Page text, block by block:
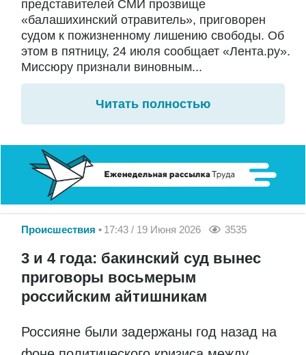
представителей СМИ прозвище
«балашихинский отравитель», приговорен
судом к пожизненному лишению свободы. Об
этом в пятницу, 24 июля сообщает «Лента.ру».
Миссюру признали виновным...
Читать полностью
Происшествия 17:43 / 19 Июня 2026 3535
3 и 4 года: бакинский суд вынес
приговоры восьмерым
российским айтишникам
Россияне были задержаны год назад на